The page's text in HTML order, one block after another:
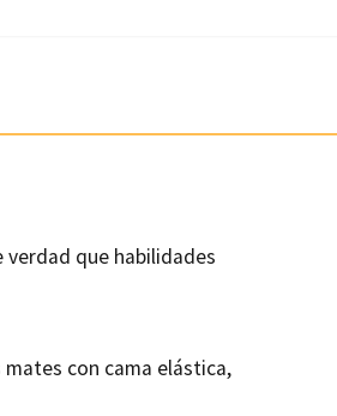
verdad que habilidades
con cama elástica,